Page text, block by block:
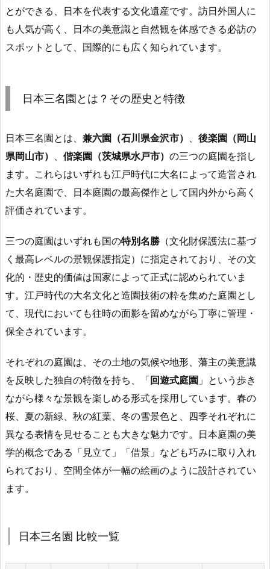
とができる、日本を代表する文化遺産です。訪日外国人に
も人気が高く、日本の美意識と自然観を体感できる必訪の
スポットとして、国際的にも広く知られています。
日本三名園とは？その歴史と特徴
日本三名園とは、 兼六園（石川県金沢市） 、 後楽園（岡山
県岡山市） 、 偕楽園（茨城県水戸市） の三つの庭園を指し
ます。これらはいずれも江戸時代に大名によって造営され
た大名庭園で、日本庭園の最高傑作として国内外から高く
評価されています。
三つの庭園はいずれも国の特別名勝 （文化財保護法に基づ
く最高レベルの景観保護指定）に指定されており、その文
化的・歴史的価値は国家によって正式に認められていま
す。江戸時代の大名文化と造園技術の粋を集めた庭園とし
て、現代においても往時の面影を留めながら丁寧に管理・
保全されています。
それぞれの庭園は、その土地の気候や地形、藩主の美意識
を反映した独自の特徴を持ち、「回遊式庭園 」という歩き
ながら様々な景観を楽しめる形式を採用しています。春の
桜、夏の新緑、秋の紅葉、冬の雪景色と、四季それぞれに
異なる表情を見せることも大きな魅力です。日本庭園の美
学的概念である「見立て」「借景」なども巧みに取り入れ
られており、空間全体が一幅の絵画のように設計されてい
ます。
日本三名園 比較一覧